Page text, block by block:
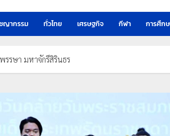
ญากรรม ทั่วไทย เศรษฐกิจ กีฬา การศึก
รรษา มหาจักรีสิรินธร